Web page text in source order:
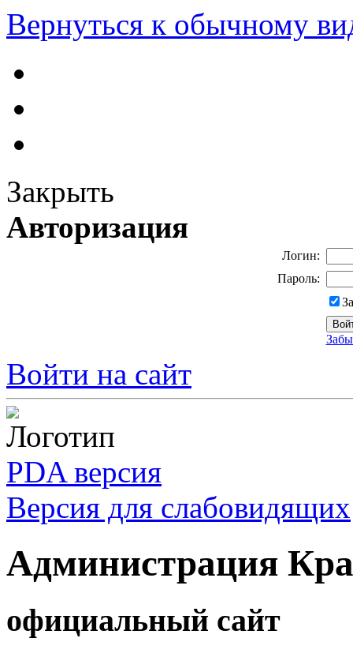
Вернуться к обычному
Закрыть
Авторизация
Логин:
Пароль:
Войти на сайт
PDA версия
Версия для слабовидящих
Администрация
официальный сайт